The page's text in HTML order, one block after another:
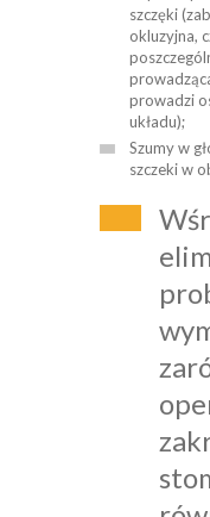
szczęki
okluzyjna,
prowadzi
układu);
Szumy w
szczeki w